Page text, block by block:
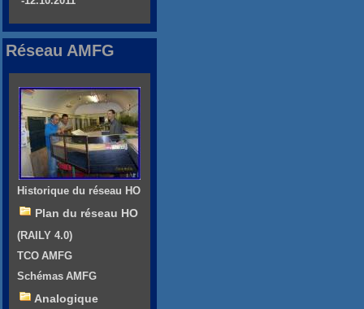
Réseau AMFG
Historique du réseau HO
Plan du réseau HO
(RAILY 4.0)
TCO AMFG
Schémas AMFG
Analogique